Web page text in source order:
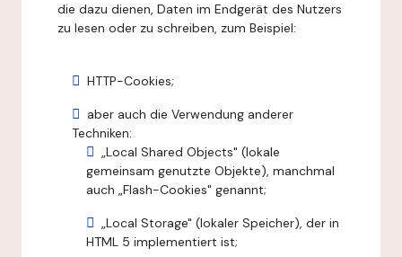
die dazu dienen, Daten im Endgerät des Nutzers
zu lesen oder zu schreiben, zum Beispiel:
HTTP-Cookies;
aber auch die Verwendung anderer
Techniken:
„Local Shared Objects" (lokale
gemeinsam genutzte Objekte), manchmal
auch „Flash-Cookies" genannt;
„Local Storage" (lokaler Speicher), der in
HTML 5 implementiert ist;